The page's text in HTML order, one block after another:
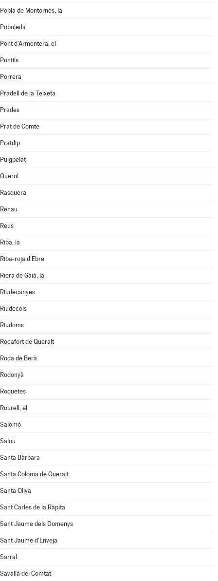
Pobla de Montornès, la
Poboleda
Pont d'Armentera, el
Pontils
Porrera
Pradell de la Teixeta
Prades
Prat de Comte
Pratdip
Puigpelat
Querol
Rasquera
Renau
Reus
Riba, la
Riba-roja d'Ebre
Riera de Gaià, la
Riudecanyes
Riudecols
Riudoms
Rocafort de Queralt
Roda de Berà
Rodonyà
Roquetes
Rourell, el
Salomó
Salou
Santa Bàrbara
Santa Coloma de Queralt
Santa Oliva
Sant Carles de la Ràpita
Sant Jaume dels Domenys
Sant Jaume d'Enveja
Sarral
Savallà del Comtat